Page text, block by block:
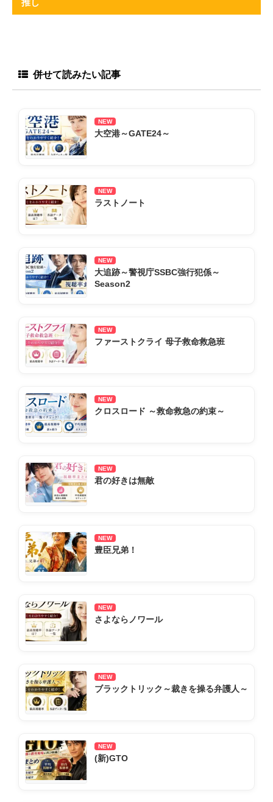
推し
併せて読みたい記事
NEW
大空港～GATE24～
NEW
ラストノート
NEW
大追跡～警視庁SSBC強行犯係～
Season2
NEW
ファーストクライ 母子救命救急班
NEW
クロスロード ～救命救急の約束～
NEW
君の好きは無敵
NEW
豊臣兄弟！
NEW
さよならノワール
NEW
ブラックトリック～裁きを操る弁護人～
NEW
(新)GTO